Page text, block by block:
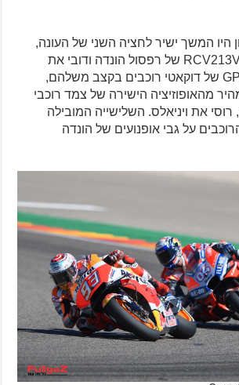
היו המשך ישיר לחציה השני של העונה,
כשמרקז על גבי ה-RCV213V של רפסול הונדה ודובי את
לורנזו על גבי ה-GP18 של דוקאטי רוכבים בקצב משלהם,
מהאופוזיציה הישירה של צמד רוכבי
את ויניאלס. השלישייה המובילה
על גבי אופנועים של הונדה